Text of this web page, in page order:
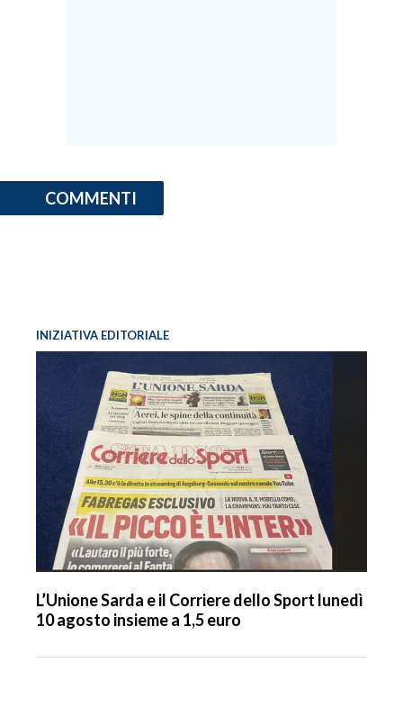
COMMENTI
INIZIATIVA EDITORIALE
L’Unione Sarda e il Corriere dello Sport lunedì
10 agosto insieme a 1,5 euro